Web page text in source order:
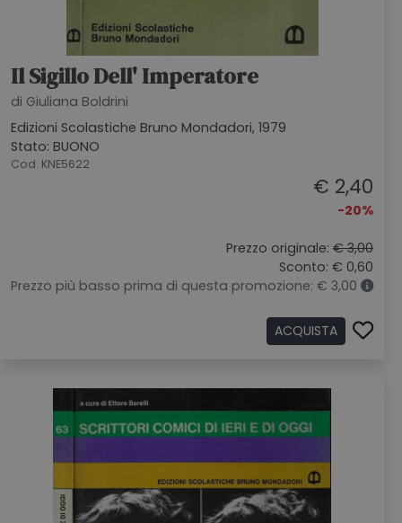
Il Sigillo Dell' Imperatore
di Giuliana Boldrini
Edizioni Scolastiche Bruno Mondadori, 1979
Stato: BUONO
Cod. KNE5622
€ 2,40
-20%
Prezzo originale: € 3,00
Sconto: € 0,60
Prezzo più basso prima di questa promozione: € 3,00
ACQUISTA